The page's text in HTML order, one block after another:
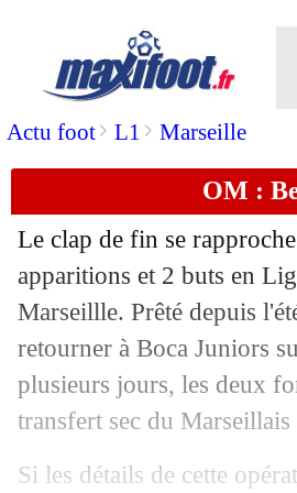
Actu foot> L1 > Marseille
OM :
Le clap de fin se
apparitions et 2 buts en
Marseillle. Prêté depuis
retourner à Boca Juniors
plusieurs jours, les deux
transfert sec du
Si les détails de cette
Barça : Dembélé,
13/01 River: Nice sur le
13/01 Barça: Xavi - "sur
13/01 Bordeaux: Lopez
13/01 Real : la classe de
13/01 OM: les salaires,
Nantes : Emond